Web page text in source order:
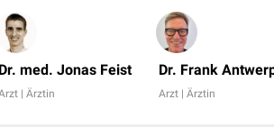
Dr. med. Jonas Feist
| Ärztin
Dr. Frank
Arzt | Ärztin